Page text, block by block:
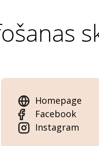
Homepage
Facebook
Instagram